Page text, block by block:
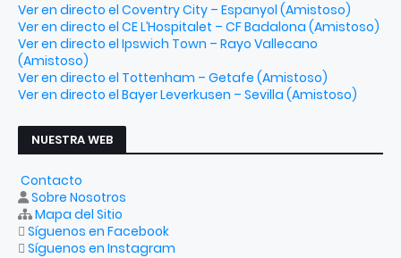
Ver en directo el Coventry City – Espanyol (Amistoso)
Ver en directo el CE L’Hospitalet – CF Badalona (Amistoso)
Ver en directo el Ipswich Town – Rayo Vallecano
(Amistoso)
Ver en directo el Tottenham – Getafe (Amistoso)
Ver en directo el Bayer Leverkusen – Sevilla (Amistoso)
NUESTRA WEB
Contacto
Sobre Nosotros
Mapa del Sitio
Síguenos en Facebook
Síguenos en Instagram